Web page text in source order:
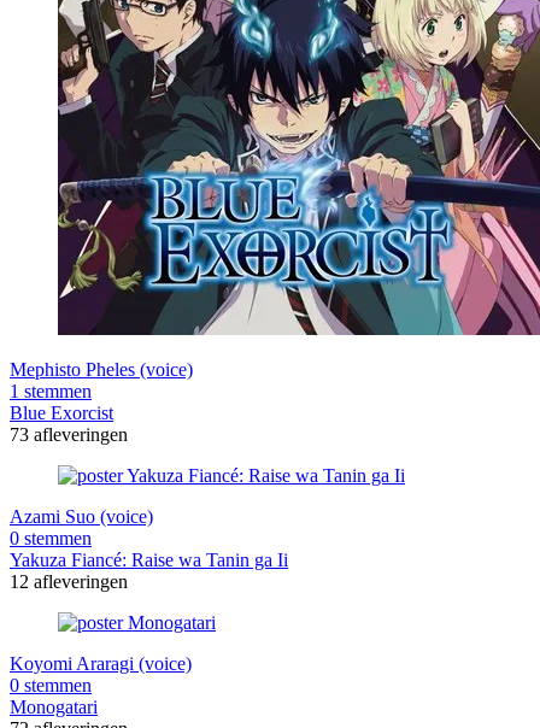
Mephisto Pheles (voice)
1 stemmen
Blue Exorcist
73 afleveringen
Azami Suo (voice)
0 stemmen
Yakuza Fiancé: Raise wa Tanin ga Ii
12 afleveringen
Koyomi Araragi (voice)
0 stemmen
Monogatari